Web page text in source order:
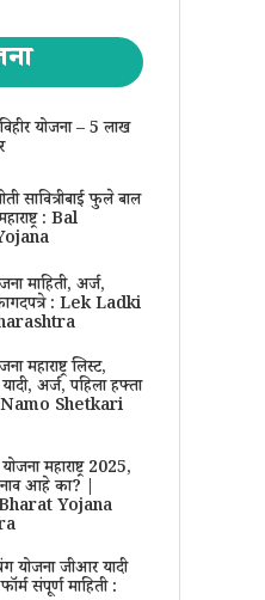
योजना – 5 लाख
सावित्रीबाई फुले बाल
: Bal
माहिती, अर्ज,
: Lek Ladki
महाराष्ट्र लिस्ट,
अर्ज, पहिला हफ्ता
: Namo Shetkari
महाराष्ट्र 2025,
आहे का? |
Yojana
योजना जीआर यादी
संपूर्ण माहिती :